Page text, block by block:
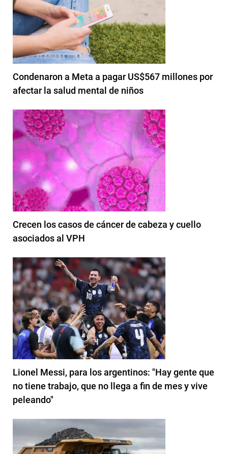
Condenaron a Meta a pagar US$567 millones por
afectar la salud mental de niños
Crecen los casos de cáncer de cabeza y cuello
asociados al VPH
Lionel Messi, para los argentinos: "Hay gente que
no tiene trabajo, que no llega a fin de mes y vive
peleando"